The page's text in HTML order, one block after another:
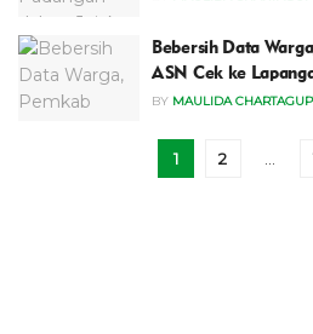
Bebersih Data
ASN Cek ke
BY MAULIDA
1 2